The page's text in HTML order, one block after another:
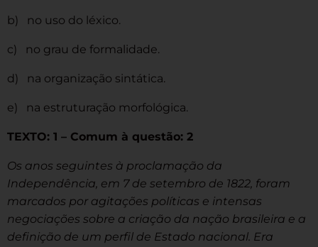
b) no uso do léxico.
c) no grau de formalidade.
d) na organização sintática.
e) na estruturação morfológica.
TEXTO: 1 – Comum à questão: 2
Os anos seguintes à proclamação da
Independência, em 7 de setembro de 1822, foram
marcados por agitações políticas e intensas
negociações sobre a criação da nação brasileira e a
definição de um perfil de Estado nacional. Era